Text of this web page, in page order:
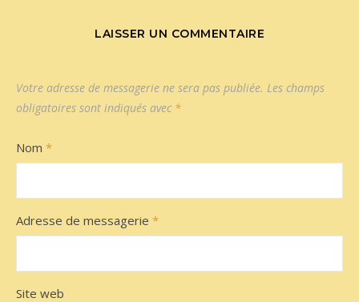
LAISSER UN COMMENTAIRE
Votre adresse de messagerie ne sera pas publiée. Les champs
obligatoires sont indiqués avec *
Nom *
Adresse de messagerie *
Site web